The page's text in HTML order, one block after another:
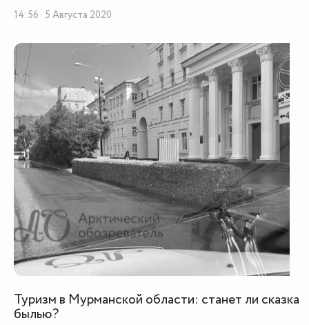
14:56 · 5 Августа 2020
Туризм в Мурманской области: станет ли сказка
былью?